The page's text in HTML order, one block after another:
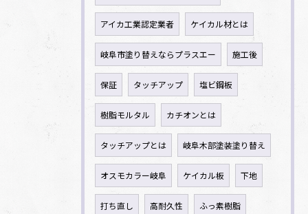
アイカ工業認定業者 ケイカル材とは
岐阜市塗り替えならプラスエー 施工後
保証 タッチアップ 塩ビ鋼板
樹脂モルタル カチオンとは
タッチアップとは 岐阜木部塗装塗り替え
オスモカラー岐阜 ケイカル板 下地
打ち直し 高耐久性 ふっ素樹脂